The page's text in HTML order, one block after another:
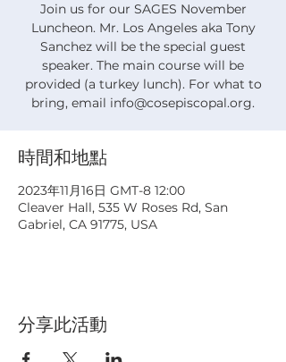
Join us for our SAGES November
Luncheon. Mr. Los Angeles aka Tony
Sanchez will be the special guest
speaker. The main course will be
provided (a turkey lunch). For what to
bring, email info@cosepiscopal.org.
時間和地點
2023年11月16日 GMT-8 12:00
Cleaver Hall, 535 W Roses Rd, San
Gabriel, CA 91775, USA
分享此活動